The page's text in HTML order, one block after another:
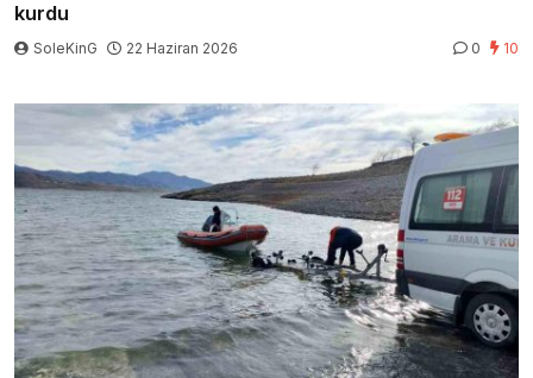
kurdu
SoleKinG 22 Haziran 2026 0 10